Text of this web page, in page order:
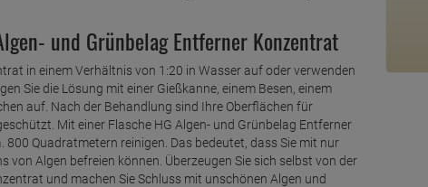
und Grünbelag Entferner Konzentrat
in einem Verhältnis von 1:20 in Wasser auf oder verwenden
Sie die Lösung mit einer Gießkanne, einem Besen, einem
auf. Nach der Behandlung sind Ihre Oberflächen für
Mit einer Flasche HG Algen- und Grünbelag Entferner
Quadratmetern reinigen. Das bedeutet, dass Sie mit nur
von Algen befreien können. Überzeugen Sie sich selbst von der
und machen Sie Schluss mit unschönen Algen und